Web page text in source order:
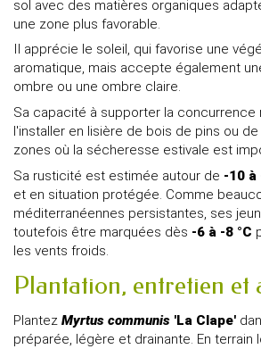
sol avec des matières organiques
une zone plus favorable.
Il apprécie le soleil, qui favorise une
aromatique, mais accepte également
ombre ou une ombre claire.
Sa capacité à supporter la concurrence
l'installer en lisière de bois de pins ou
zones où la sécheresse estivale est
Sa rusticité est estimée autour de -10 à
et en situation protégée. Comme
méditerranéennes persistantes, ses
toutefois être marquées dès -6 à -8 °C
les vents froids.
Plantation, entretien et
Plantez Myrtus communis 'La Clape'
préparée, légère et drainante. En terrain